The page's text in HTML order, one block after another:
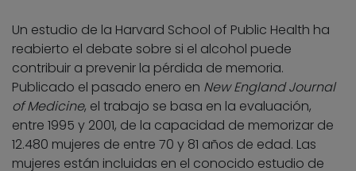
Un estudio de la Harvard School of Public Health ha
reabierto el debate sobre si el alcohol puede
contribuir a prevenir la pérdida de memoria.
Publicado el pasado enero en New England Journal
of Medicine, el trabajo se basa en la evaluación,
entre 1995 y 2001, de la capacidad de memorizar de
12.480 mujeres de entre 70 y 81 años de edad. Las
mujeres están incluidas en el conocido estudio de